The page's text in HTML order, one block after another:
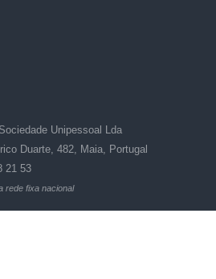
Unipessoal Lda
Duarte, 482, Maia, Portugal
21 53
rede fixa nacional